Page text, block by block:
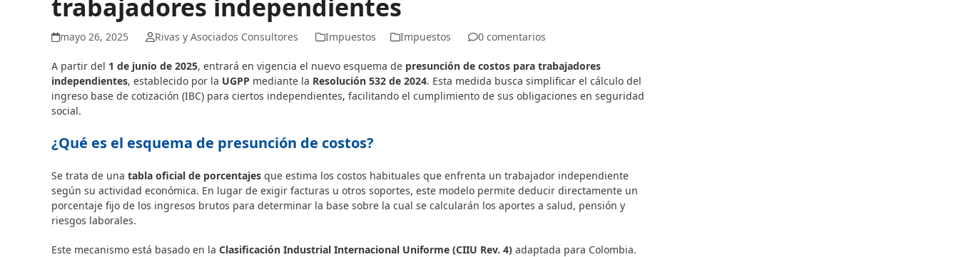
trabajadores independientes
mayo 26, 2025 Rivas y Asociados Consultores Impuestos Impuestos 0 comentarios
A partir del 1 de junio de 2025, entrará en vigencia el nuevo esquema de presunción de costos para trabajadores
independientes, establecido por la UGPP mediante la Resolución 532 de 2024. Esta medida busca simplificar el cálculo del
ingreso base de cotización (IBC) para ciertos independientes, facilitando el cumplimiento de sus obligaciones en seguridad
social.
¿Qué es el esquema de presunción de costos?
Se trata de una tabla oficial de porcentajes que estima los costos habituales que enfrenta un trabajador independiente
según su actividad económica. En lugar de exigir facturas u otros soportes, este modelo permite deducir directamente un
porcentaje fijo de los ingresos brutos para determinar la base sobre la cual se calcularán los aportes a salud, pensión y
riesgos laborales.
Este mecanismo está basado en la Clasificación Industrial Internacional Uniforme (CIIU Rev. 4) adaptada para Colombia.